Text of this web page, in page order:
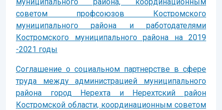
советом профсоюзов Костромского
муниципального района и работодателями
Костромского муниципального района на 2019
-2021 годы
Соглашение о социальном партнерстве в сфере
труда между администрацией муниципального
района город Нерехта и Нерехтский район
Костромской области, координационным советом